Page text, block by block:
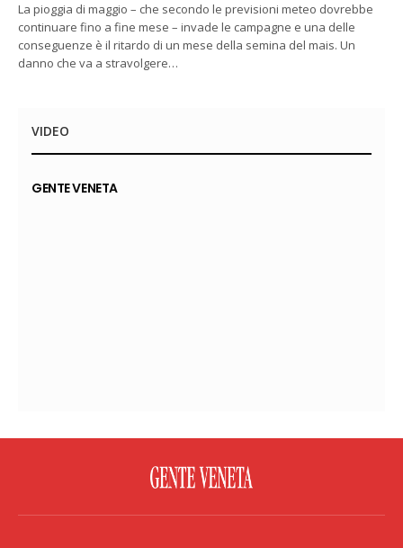
La pioggia di maggio – che secondo le previsioni meteo dovrebbe
continuare fino a fine mese – invade le campagne e una delle
conseguenze è il ritardo di un mese della semina del mais. Un
danno che va a stravolgere…
VIDEO
GENTE VENETA